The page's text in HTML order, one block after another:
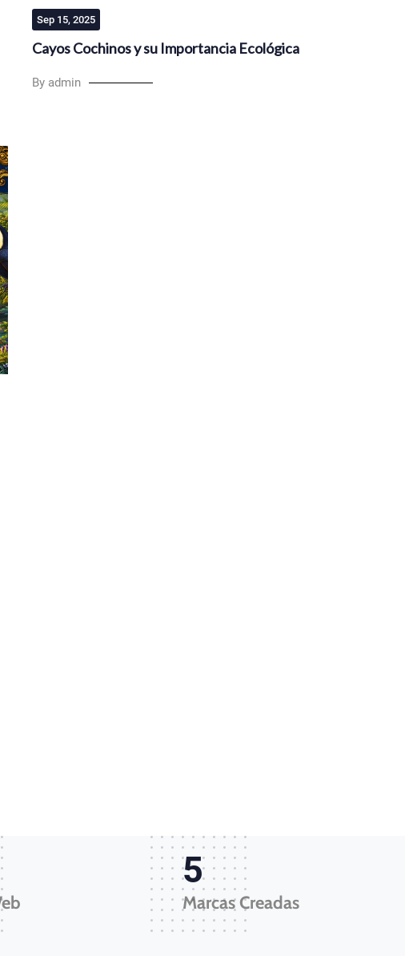
Sep 15, 2025
Cayos Cochinos y su Importancia Ecológica
By admin
6
Marcas Creadas